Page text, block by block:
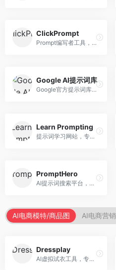
ClickPrompt
Prompt编写者工具，专注于提示词创作辅助。面向提示词创作者，提供提示词编辑、测试、分享等服务，创作工具完善。
Google AI提示词库
Google官方提示词库，专注于Gemini模型优化。面向开发者，提供官方提示词指南、最佳实践、示例代码等资源，权威性强。
Learn Prompting
提示词学习网站，专注于提示词工程教育。面向AI学习者，提供提示词教程、最佳实践、案例研究等资源，教学内容系统。
PromptHero
AI提示词搜索平台，整合多种AI工具提示词资源。面向AI创作者，提供提示词搜索、模板库、社区分享等服务，提示词资源丰富。
AI电商模特/商品图 AI电商营销
Dressplay
AI虚拟试衣工具，专注于服装电商体验。面向服装电商，提供虚拟试穿、尺码推荐、穿搭建议等服务，试衣体验真实。